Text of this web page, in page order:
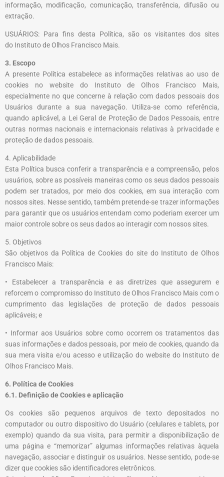
informação, modificação, comunicação, transferência, difusão ou
extração.
USUÁRIOS: Para fins desta Política, são os visitantes dos sites
do Instituto de Olhos Francisco Mais.
3. Escopo
A presente Política estabelece as informações relativas ao uso de
cookies no website do Instituto de Olhos Francisco Mais,
especialmente no que concerne à relação com dados pessoais dos
Usuários durante a sua navegação. Utiliza-se como referência,
quando aplicável, a Lei Geral de Proteção de Dados Pessoais, entre
outras normas nacionais e internacionais relativas à privacidade e
proteção de dados pessoais.
4. Aplicabilidade
Esta Política busca conferir a transparência e a compreensão, pelos
usuários, sobre as possíveis maneiras como os seus dados pessoais
podem ser tratados, por meio dos cookies, em sua interação com
nossos sites. Nesse sentido, também pretende-se trazer informações
para garantir que os usuários entendam como poderiam exercer um
maior controle sobre os seus dados ao interagir com nossos sites.
5. Objetivos
São objetivos da Política de Cookies do site do Instituto de Olhos
Francisco Mais:
• Estabelecer a transparência e as diretrizes que assegurem e
reforcem o compromisso do Instituto de Olhos Francisco Mais com o
cumprimento das legislações de proteção de dados pessoais
aplicáveis; e
• Informar aos Usuários sobre como ocorrem os tratamentos das
suas informações e dados pessoais, por meio de cookies, quando da
sua mera visita e/ou acesso e utilização do website do Instituto de
Olhos Francisco Mais.
6. Política de Cookies
6.1. Definição de Cookies e aplicação
Os cookies são pequenos arquivos de texto depositados no
computador ou outro dispositivo do Usuário (celulares e tablets, por
exemplo) quando da sua visita, para permitir a disponibilização de
uma página e “memorizar” algumas informações relativas àquela
navegação, associar e distinguir os usuários. Nesse sentido, pode-se
dizer que cookies são identificadores eletrônicos.